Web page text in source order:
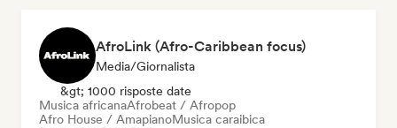
AfroLink (Afro-Caribbean focus)
Media/Giornalista
&gt; 1000 risposte date
Musica africanaAfrobeat / Afropop
Afro House / AmapianoMusica caraibica